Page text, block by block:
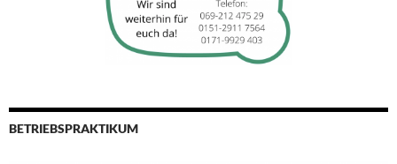
BETRIEBSPRAKTIKUM